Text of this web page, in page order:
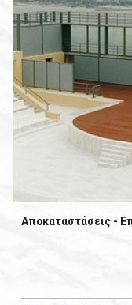
Αποκαταστάσεις -